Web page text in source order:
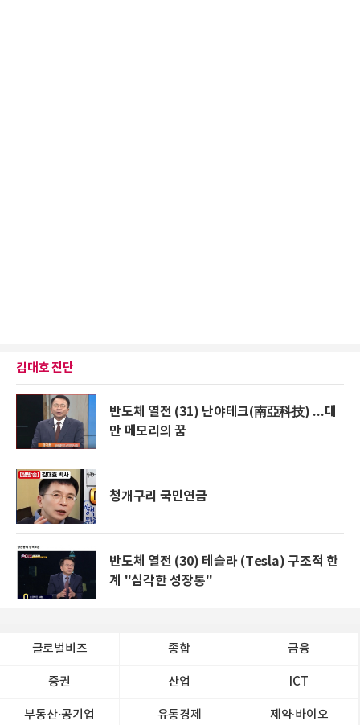
김대호 진단
반도체 열전 (31) 난야테크(南亞科技) ...대
만 메모리의 꿈
청개구리 국민연금
반도체 열전 (30) 테슬라 (Tesla) 구조적 한
계 "심각한 성장통"
글로벌비즈 종합 금융
증권 산업 ICT
부동산·공기업 유통경제 제약∙바이오